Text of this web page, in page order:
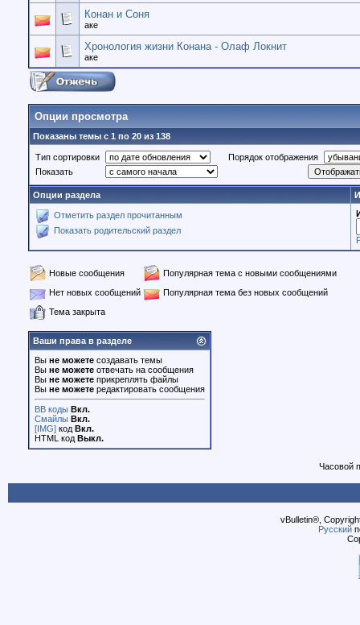
Конан и Соня
аке
Хронология жизни Конана - Олаф Локнит
аке
Опции просмотра
Показаны темы с 1 по 20 из 138
Тип сортировки
Порядок отображения
Показать
Опции раздела
Отметить раздел прочитанным
Показать родительский раздел
Новые сообщения
Популярная тема с новыми сообщениями
Нет новых сообщений
Популярная тема без новых сообщений
Тема закрыта
Ваши права в разделе
Вы не можете создавать темы
Вы не можете отвечать на сообщения
Вы не можете прикреплять файлы
Вы не можете редактировать сообщения
BB коды Вкл.
Смайлы Вкл.
[IMG] код Вкл.
HTML код Выкл.
Часовой
vBulletin®,
Русский